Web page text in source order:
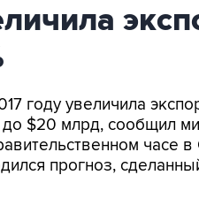
году увеличила
до $20 млрд, сообщил
часе
прогноз,